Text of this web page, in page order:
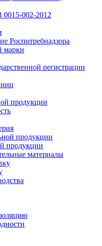
002-2012
Роспотребнадзора
марки
регистрации
продукции
продукции
продукции
материалы